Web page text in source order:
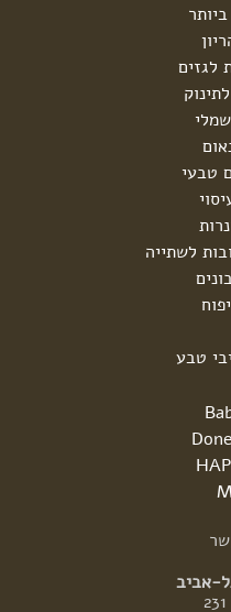
לגזים
טבעי
לשתייה
טבע
אביב